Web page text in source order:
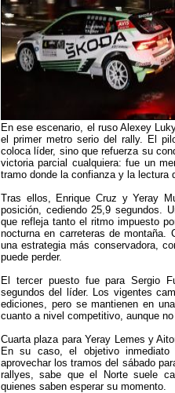
En ese escenario, el ruso Alexey
el primer metro serio del rally. El
coloca líder, sino que refuerza su
victoria parcial cualquiera: fue un
tramo donde la confianza y la lectura
Tras ellos, Enrique Cruz y Yeray
posición, cediendo 25,9 segundos.
que refleja tanto el ritmo impuesto
nocturna en carreteras de montaña.
una estrategia más conservadora,
puede perder.
El tercer puesto fue para Sergio
segundos del líder. Los vigentes
ediciones, pero se mantienen en
cuanto a nivel competitivo, aunque
Cuarta plaza para Yeray Lemes y
En su caso, el objetivo
aprovechar los tramos del sábado
rallyes, sabe que el Norte suele
quienes saben esperar su momento.